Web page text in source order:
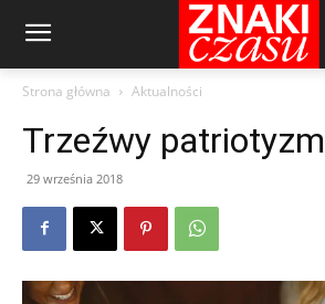
Strona główna Aktualności
Trzeźwy patriotyzm
29 września 2018